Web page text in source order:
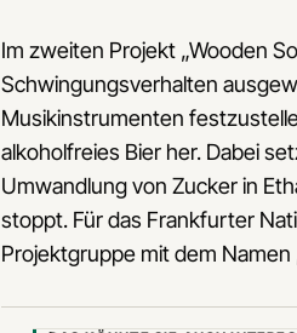
Im zweiten Projekt „Wooden
Schwingungsverhalten
Musikinstrumenten
alkoholfreies Bier her. Dabei
Umwandlung von Zucker in
stoppt. Für das Frankfurter
Projektgruppe mit dem Namen